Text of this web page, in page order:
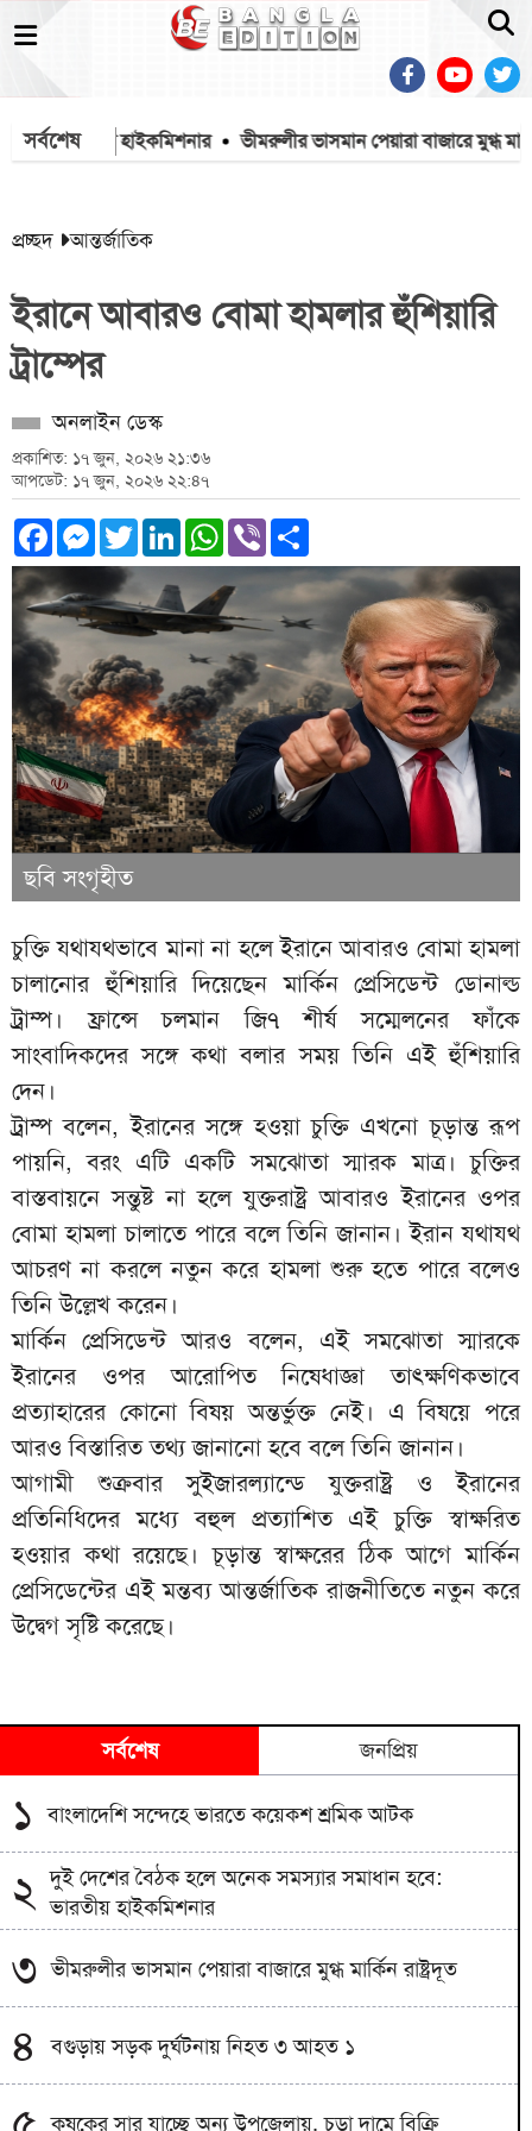
সর্বশেষ
ভারতীয় হাইকমিশনার ভীমরুলীর ভাসমান পেয়ারা বাজারে মুগ্ধ মার্কিন
প্রচ্ছদ আন্তর্জাতিক
ইরানে আবারও বোমা হামলার হুঁশিয়ারি
ট্রাম্পের
অনলাইন ডেস্ক
প্রকাশিত: ১৭ জুন, ২০২৬ ২১:৩৬
আপডেট: ১৭ জুন, ২০২৬ ২২:৪৭
Facebook
Messenger
TwitterLinkedInWhatsApp
Viber
ছবি সংগৃহীত
চুক্তি যথাযথভাবে মানা না হলে ইরানে আবারও বোমা হামলা
চালানোর হুঁশিয়ারি দিয়েছেন মার্কিন প্রেসিডেন্ট ডোনাল্ড
ট্রাম্প। ফ্রান্সে চলমান জি৭ শীর্ষ সম্মেলনের ফাঁকে
সাংবাদিকদের সঙ্গে কথা বলার সময় তিনি এই হুঁশিয়ারি
দেন।
ট্রাম্প বলেন, ইরানের সঙ্গে হওয়া চুক্তি এখনো চূড়ান্ত রূপ
পায়নি, বরং এটি একটি সমঝোতা স্মারক মাত্র। চুক্তির
বাস্তবায়নে সন্তুষ্ট না হলে যুক্তরাষ্ট্র আবারও ইরানের ওপর
বোমা হামলা চালাতে পারে বলে তিনি জানান। ইরান যথাযথ
আচরণ না করলে নতুন করে হামলা শুরু হতে পারে বলেও
তিনি উল্লেখ করেন।
মার্কিন প্রেসিডেন্ট আরও বলেন, এই সমঝোতা স্মারকে
ইরানের ওপর আরোপিত নিষেধাজ্ঞা তাৎক্ষণিকভাবে
প্রত্যাহারের কোনো বিষয় অন্তর্ভুক্ত নেই। এ বিষয়ে পরে
আরও বিস্তারিত তথ্য জানানো হবে বলে তিনি জানান।
আগামী শুক্রবার সুইজারল্যান্ডে যুক্তরাষ্ট্র ও ইরানের
প্রতিনিধিদের মধ্যে বহুল প্রত্যাশিত এই চুক্তি স্বাক্ষরিত
হওয়ার কথা রয়েছে। চূড়ান্ত স্বাক্ষরের ঠিক আগে মার্কিন
প্রেসিডেন্টের এই মন্তব্য আন্তর্জাতিক রাজনীতিতে নতুন করে
উদ্বেগ সৃষ্টি করেছে।
সর্বশেষ জনপ্রিয়
১ বাংলাদেশি সন্দেহে ভারতে কয়েকশ শ্রমিক আটক
২
দুই দেশের বৈঠক হলে অনেক সমস্যার সমাধান হবে:
ভারতীয় হাইকমিশনার
৩ ভীমরুলীর ভাসমান পেয়ারা বাজারে মুগ্ধ মার্কিন রাষ্ট্রদূত
৪ বগুড়ায় সড়ক দুর্ঘটনায় নিহত ৩ আহত ১
কৃষকের সার যাচ্ছে অন্য উপজেলায়, চড়া দামে বিক্রি